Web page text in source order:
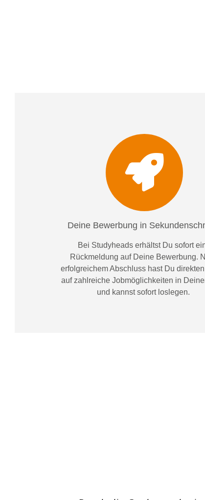
Deine Bewerbung in
Bei Studyheads erhältst Du sofort
Rückmeldung auf Deine Bewerbung.
erfolgreichem Abschluss hast Du
auf zahlreiche Jobmöglichkeiten in
und kannst sofort loslegen.